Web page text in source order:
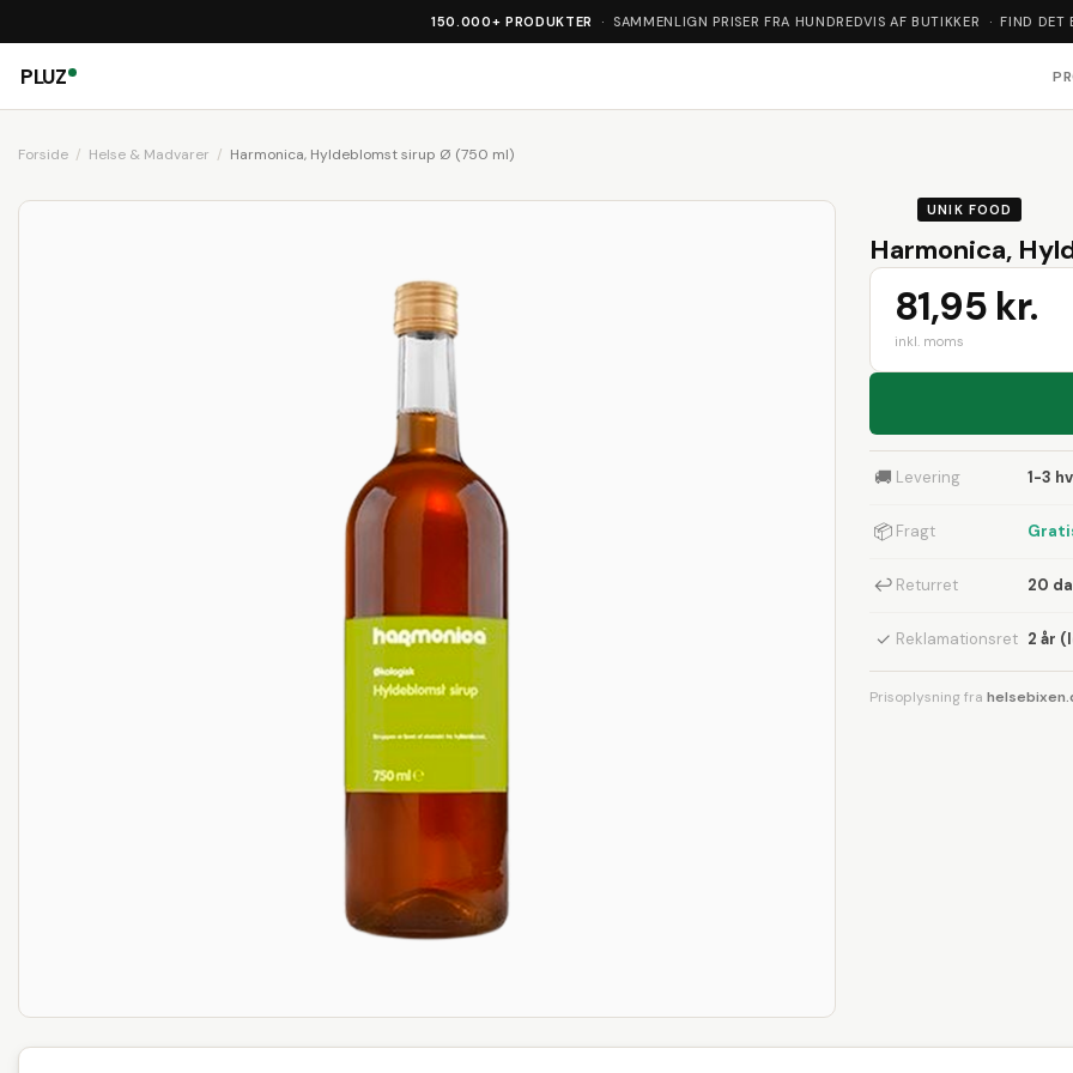
150.000+ PRODUKTER · SAMMENLIGN PRISER FRA HUNDREDVIS AF BUTIKKER · FIND DET
PLUZ
Forside Helse & Madvarer Harmonica, Hyldeblomst sirup Ø (750 ml)
UNIK FOOD
Harmonica,
81,95 kr.
inkl. moms
🚚 Levering 1-3
📦 Fragt
↩ Returret 20
✓ Reklamationsret 2 år
Prisoplysning fra